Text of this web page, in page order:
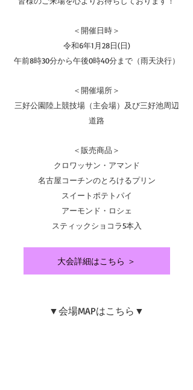
＜開催日時＞
令和6年1月28日(日)
午前8時30分から午後0時40分まで（雨天決行）
＜開催場所＞
三好公園陸上競技場（主会場）及び三好池周辺
道路
＜販売商品＞
クロワッサン・アマンド
名古屋コーチンのとろけるプリン
スイートポテトパイ
アーモンド・ロシェ
スティックショコラ5本入
大会詳細はこちら ＞
▼会場MAPはこちら▼